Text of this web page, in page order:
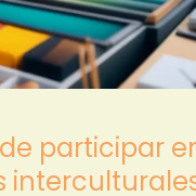
participar